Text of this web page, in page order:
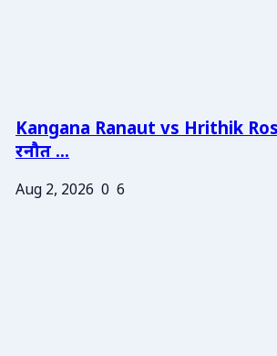
Kangana Ranaut vs Hrithik
रनौत ...
Aug 2, 2026 0 6